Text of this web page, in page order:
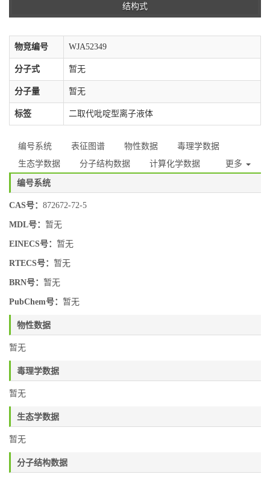
结构式
物竞编号 WJA52349
分子式 暂无
分子量 暂无
标签 二取代吡啶型离子液体
编号系统 表征图谱 物性数据
毒理学数据
生态学数据
分子结构数据 计算化学数据 更多
编号系统
CAS号： 872672-72-5
MDL号： 暂无
EINECS号： 暂无
RTECS号： 暂无
BRN号： 暂无
PubChem号： 暂无
物性数据
暂无
毒理学数据
暂无
生态学数据
暂无
分子结构数据